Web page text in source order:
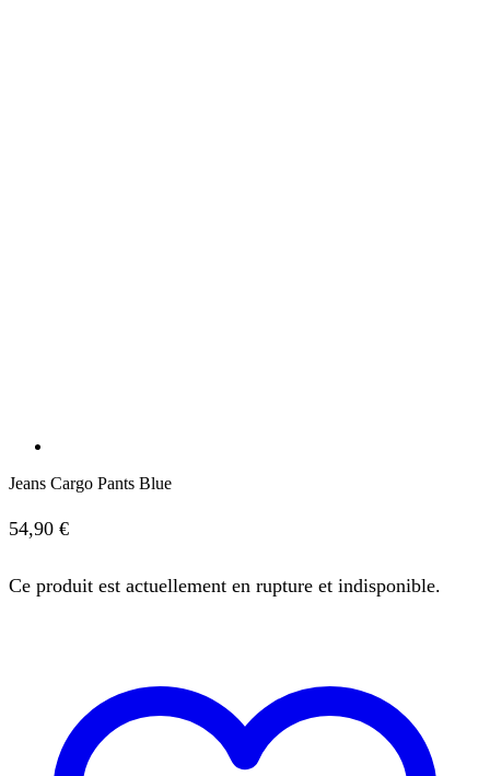
Jeans Cargo Pants Blue
54,90 €
Ce produit est actuellement en rupture et indisponible.